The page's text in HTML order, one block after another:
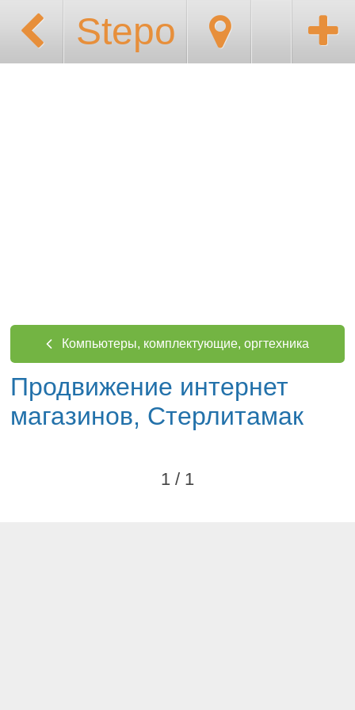
Stepo
Компьютеры, комплектующие, оргтехника
Продвижение интернет
магазинов, Стерлитамак
1 / 1